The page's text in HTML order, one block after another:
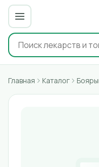
Главная Каталог